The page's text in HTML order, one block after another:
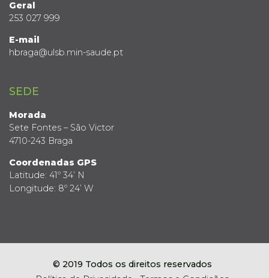
Geral
253 027 999
E-mail
hbraga@ulsb.min-saude.pt
SEDE
Morada
Sete Fontes – São Victor
4710-243 Braga
Coordenadas GPS
Latitude: 41º 34’ N
Longitude: 8º 24’ W
© 2019 Todos os direitos reservados